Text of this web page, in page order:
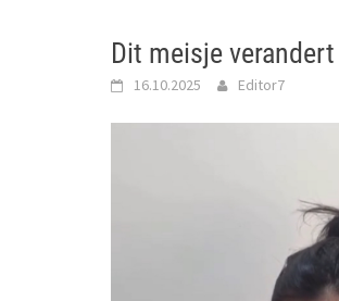
Dit meisje
16.10.2025 Editor7